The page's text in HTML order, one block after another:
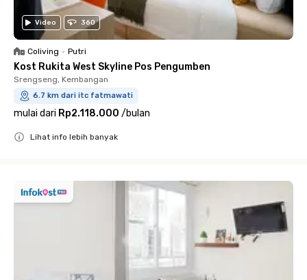
Video 360
Coliving • Putri
Kost Rukita West Skyline Pos Pengumben
Srengseng, Kembangan
6.7 km dari itc fatmawati
mulai dari Rp2.118.000 /bulan
Lihat info lebih banyak